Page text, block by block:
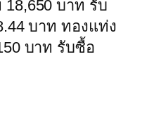
บาท รับ
บาท ทองแท่ง
บาท รับซื้อ